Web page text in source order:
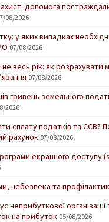
допомога
08/2026
у яких випадках
07/08/2026
весь рік: як розрахувати
07/08/2026
гривень земельного
2026
сплату податків та ЄСВ?
рахунок 07/08/2026
екранного доступу
небезпека та
неприбуткової організації
на прибуток 05/08/2026